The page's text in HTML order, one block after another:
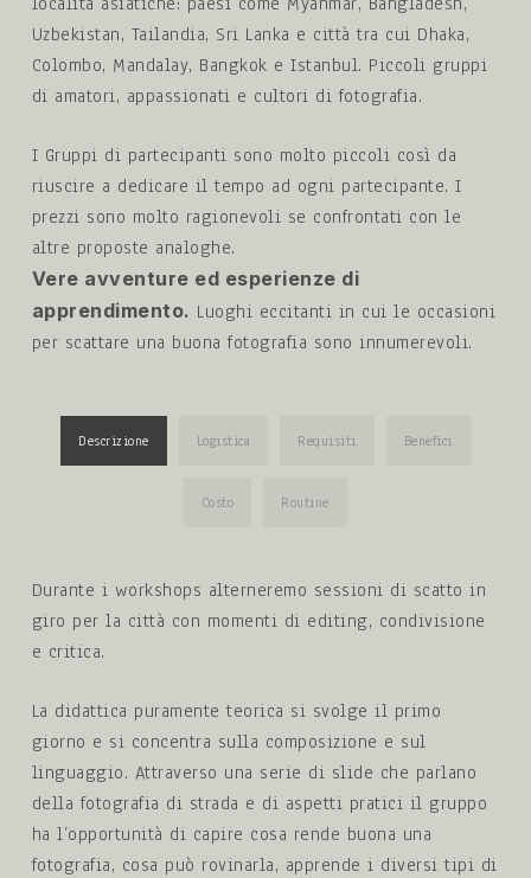
Uzbekistan, Tailandia, Sri Lanka e città tra cui Dhaka,
Colombo, Mandalay, Bangkok e Istanbul. Piccoli gruppi
di amatori, appassionati e cultori di fotografia.
I Gruppi di partecipanti sono molto piccoli così da
riuscire a dedicare il tempo ad ogni partecipante. I
prezzi sono molto ragionevoli se confrontati con le
altre proposte analoghe.
Vere avventure ed esperienze di
apprendimento. Luoghi eccitanti in cui le occasioni
per scattare una buona fotografia sono innumerevoli.
Descrizione Logistica Requisiti Benefici
Costo Routine
Durante i workshops alterneremo sessioni di scatto in
giro per la città con momenti di editing, condivisione
e critica.
La didattica puramente teorica si svolge il primo
giorno e si concentra sulla composizione e sul
linguaggio. Attraverso una serie di slide che parlano
della fotografia di strada e di aspetti pratici il gruppo
ha l’opportunità di capire cosa rende buona una
fotografia, cosa può rovinarla, apprende i diversi tipi di